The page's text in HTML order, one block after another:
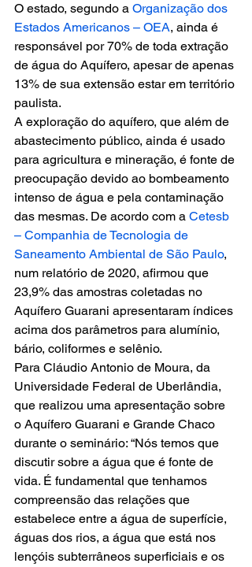
O estado, segundo a Organização dos
Estados Americanos – OEA, ainda é
responsável por 70% de toda extração
de água do Aquífero, apesar de apenas
13% de sua extensão estar em território
paulista.
A exploração do aquífero, que além de
abastecimento público, ainda é usado
para agricultura e mineração, é fonte de
preocupação devido ao bombeamento
intenso de água e pela contaminação
das mesmas. De acordo com a Cetesb
– Companhia de Tecnologia de
Saneamento Ambiental de São Paulo,
num relatório de 2020, afirmou que
23,9% das amostras coletadas no
Aquífero Guarani apresentaram índices
acima dos parâmetros para alumínio,
bário, coliformes e selênio.
Para Cláudio Antonio de Moura, da
Universidade Federal de Uberlândia,
que realizou uma apresentação sobre
o Aquífero Guarani e Grande Chaco
durante o seminário: “Nós temos que
discutir sobre a água que é fonte de
vida. É fundamental que tenhamos
compreensão das relações que
estabelece entre a água de superfície,
águas dos rios, a água que está nos
lençóis subterrâneos superficiais e os